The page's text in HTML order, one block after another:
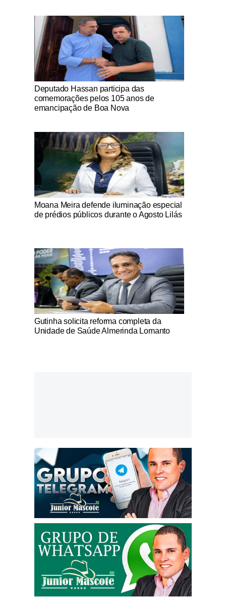
Notícias Católicas
Deputado Hassan participa das
comemorações pelos 105 anos de
emancipação de Boa Nova
Notícias Católicas
Moana Meira defende iluminação especial
de prédios públicos durante o Agosto Lilás
Notícias Católicas
Gutinha solicita reforma completa da
Unidade de Saúde Almerinda Lomanto